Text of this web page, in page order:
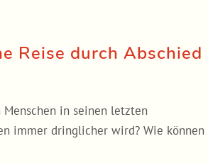
Reise durch Abschied
Menschen in seinen letzten
immer dringlicher wird? Wie können